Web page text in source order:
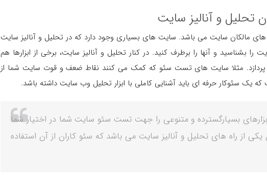
تحلیل و آنالیز سایت
های مالکان سایت می باشد. سایت های بسیاری وجود دارد که در تحلیل و آنالیز سایت
بشناسید و آنها را برطرف کنید. در کنار تحلیل و آنالیز سایت، برخی از ابزارها هم
مثلا سایت های تست سئو که کمک می کنند نقاط ضعف و قوت سایت شما از
سئوکار حرفه ای باید آشنایی کاملی با ابزار تحلیل وب سایت داشته باشد.
بسیارگسترده و متنوعی را جهت تست سئو سایت شما در اختیار شما
از راه های تحلیل و آنالیز سایت می باشد که سئو کاران از آن استفاده